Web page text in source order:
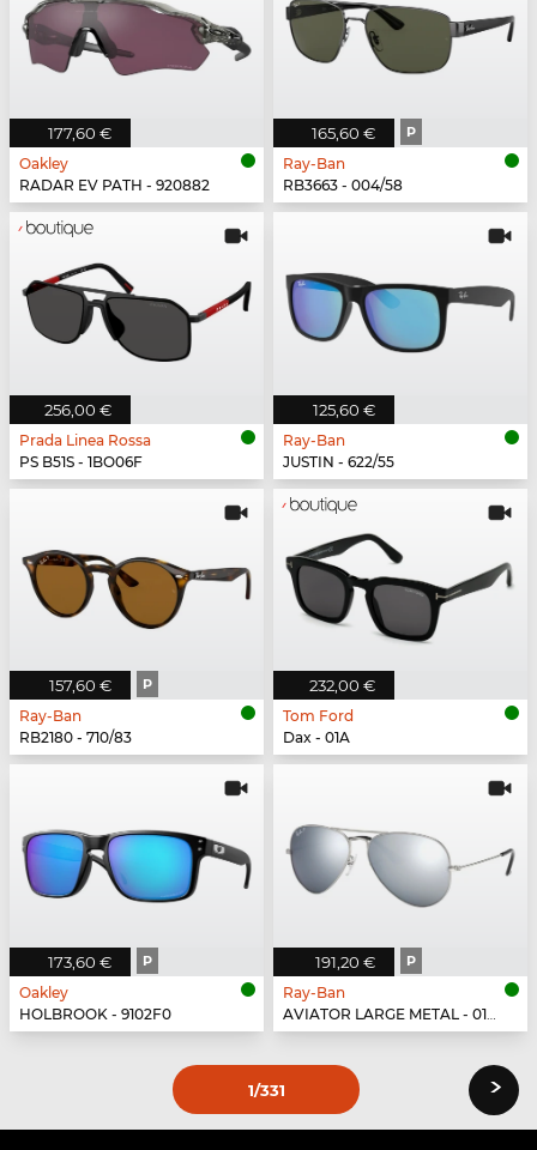
177,60 €
Oakley
RADAR EV PATH - 920882
165,60 € P
Ray-Ban
RB3663 - 004/58
256,00 €
Prada Linea Rossa
PS B51S - 1BO06F
125,60 €
Ray-Ban
JUSTIN - 622/55
157,60 € P
Ray-Ban
RB2180 - 710/83
232,00 €
Tom Ford
Dax - 01A
173,60 € P
Oakley
HOLBROOK - 9102F0
191,20 € P
Ray-Ban
AVIATOR LARGE METAL - 019/W3
1/331 ›